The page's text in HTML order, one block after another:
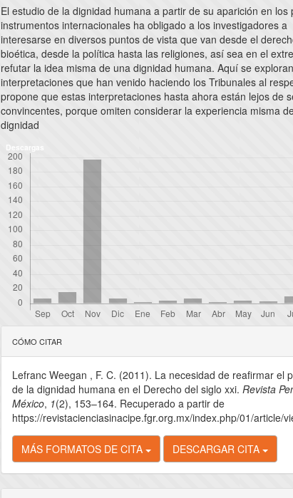
artículo
El estudio de la dignidad humana a partir de su aparición en los
instrumentos internacionales ha obligado a los investigadores a
interesarse en diversos puntos de vista que van desde el
bioética, desde la política hasta las religiones, así sea en el
refutar la idea misma de una dignidad humana. Aquí se
interpretaciones que han venido haciendo los Tribunales al
propone que estas interpretaciones hasta ahora están lejos de
convincentes, porque omiten considerar la experiencia misma
dignidad
Descargas
Detalles
del
artículo
CÓMO CITAR
Lefranc Weegan , F. C. (2011). La necesidad de reafirmar el
de la dignidad humana en el Derecho del siglo xxi.Revista
México, 1(2), 153–164. Recuperado a partir de
https://revistacienciasinacipe.fgr.org.mx/index.php/01/article/
MÁS FORMATOS DE CITA DESCARGAR CITA